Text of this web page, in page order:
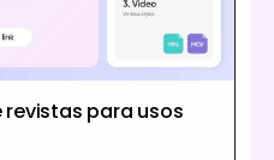
para usos